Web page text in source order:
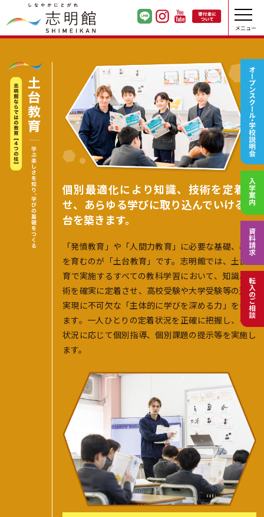
メニュー
個別最適化により知識、技術を定着さ
せ、 あらゆる学びに取り込んでいける土
台を築きます。
「発憤教育」や「人間力教育」に必要な基礎、基本
を育むのが「土台教育」です。志明館では、土台教
育で実施するすべての教科学習において、知識、技
術を確実に定着させ、高校受験や大学受験等の進路
実現に不可欠な「主体的に学びを深める力」を養い
ます。一人ひとりの定着状況を正確に把握し、その
状況に応じて個別指導、個別課題の提示等を実施し
ます。